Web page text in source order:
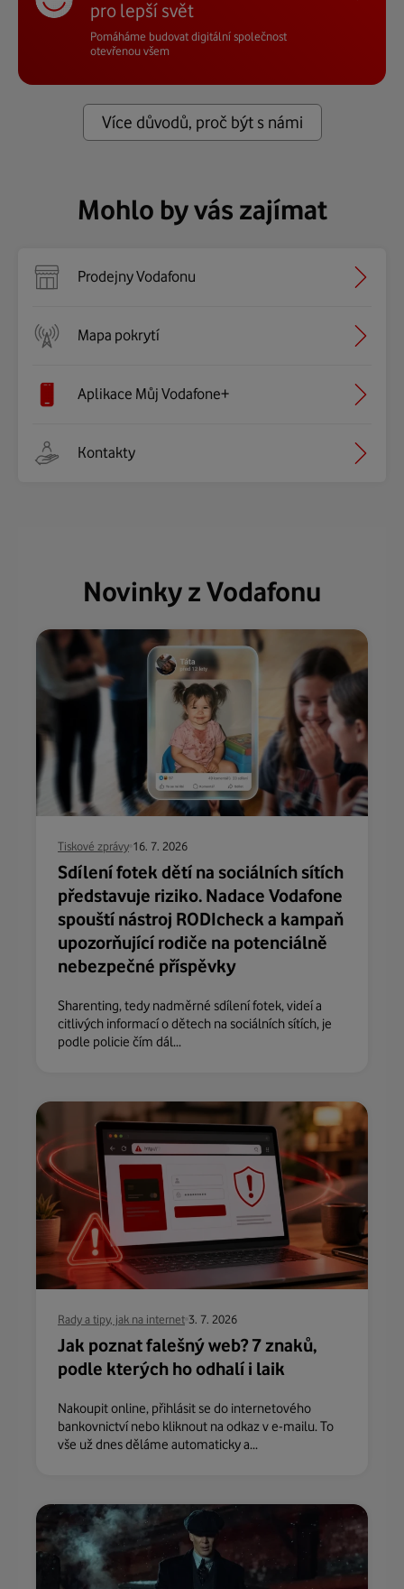
pro lepší svět
Pomáháme budovat digitálníspolečnost
otevřenou všem
Více důvodů, proč být s námi
Mohlo by vás zajímat
Prodejny Vodafonu
Mapa pokrytí
Aplikace Můj Vodafone+
Kontakty
Novinky z Vodafonu
Tiskové zprávy 16. 7. 2026
Sdílení fotek dětí na sociálních sítích
představuje riziko. Nadace Vodafone
spouští nástroj RODIcheck a kampaň
upozorňující rodiče na potenciálně
nebezpečné příspěvky
Sharenting, tedy nadměrné sdílení fotek, videí a
citlivých informací o dětech na sociálních sítích, je
podle policie čím dál...
Rady a tipy, jak na internet 3. 7. 2026
Jak poznat falešný web? 7 znaků,
podle kterých ho odhalí i laik
Nakoupit online, přihlásit se do internetového
bankovnictví nebo kliknout na odkaz v e-mailu. To
vše už dnes děláme automaticky a...